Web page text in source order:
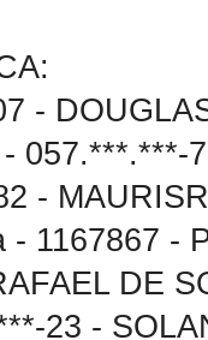
-
057.***.***-
-
- 1167867 -
DE
23 -